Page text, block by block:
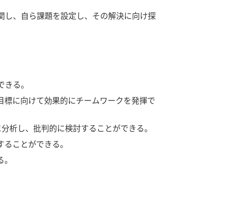
、自ら課題を設定し、その解決に向け探
る。
に向けて効果的にチームワークを発揮で
析し、批判的に検討することができる。
ことができる。